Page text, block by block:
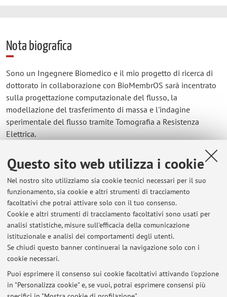
Questo sito web utilizza i cookie
Nel nostro sito utilizziamo sia cookie tecnici necessari per il suo
funzionamento, sia cookie e altri strumenti di tracciamento
facoltativi che potrai attivare solo con il tuo consenso.
Cookie e altri strumenti di tracciamento facoltativi sono usati per
analisi statistiche, misure sull'efficacia della comunicazione
istituzionale e analisi dei comportamenti degli utenti.
Se chiudi questo banner continuerai la navigazione solo con i
cookie necessari.
Puoi esprimere il consenso sui cookie facoltativi attivando l'opzione
in "Personalizza cookie" e, se vuoi, potrai esprimere consensi più
Nota biografica
Sono un Ingegnere Biomedico e il mio progetto di ricerca di
dottorato in collaborazione con BioMembrOS sarà incentrato
sulla progettazione computazionale del flusso, la
modellazione del trasferimento di massa e l'indagine
sperimentale del flusso tramite Tomografia a Resistenza
Elettrica.
Contatti
E-mail: katiaaurora.pellico@unibo.it
Dipartimento di Chimica Industriale "Toso Montanari"
Via Piero Gobetti 85, Bologna -Vai alla mappa
Ultimi avvisi